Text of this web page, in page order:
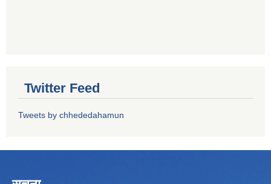
Twitter Feed
Tweets by chhededahamun